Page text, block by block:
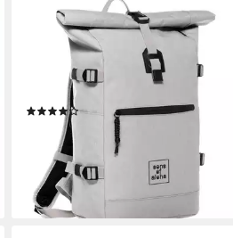
SONS OF ALOHA
Rucksack XL RollTop Rucksack
KANE erweiterbar Laptop-Fach groß,
Tagesrucksack Laptopfach aus
recyceltem Plastik, Daypack viele
Fächer
(40)
69,90 € 99,90 €
-30%
lieferbar - in 2-3 Werktagen bei dir